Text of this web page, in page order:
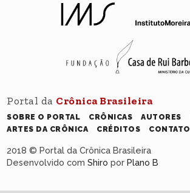
Portal da Crônica Brasileira
SOBRE O PORTAL CRÔNICAS AUTORES
ARTES DA CRÔNICA
CRÉDITOS CONTATO
2018 © Portal da Crônica Brasileira
Desenvolvido comShiro porPlano B